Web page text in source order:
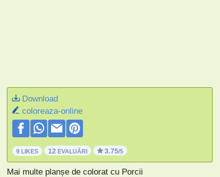
Download
coloreaza-online
9 LIKES 12 EVALUĂRI 3.75/5
Mai multe planșe de colorat cu Porcii